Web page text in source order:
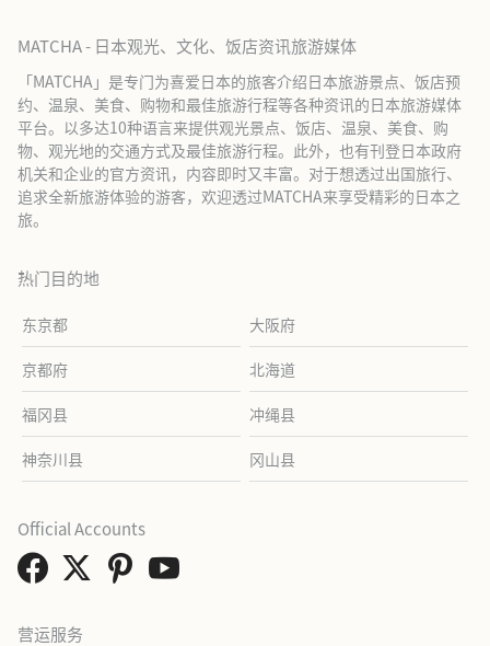
MATCHA - 日本观光、文化、饭店资讯旅游媒体
「MATCHA」是专门为喜爱日本的旅客介绍日本旅游景点、饭店预
约、温泉、美食、购物和最佳旅游行程等各种资讯的日本旅游媒体
平台。以多达10种语言来提供观光景点、饭店、温泉、美食、购
物、观光地的交通方式及最佳旅游行程。此外，也有刊登日本政府
机关和企业的官方资讯，内容即时又丰富。对于想透过出国旅行、
追求全新旅游体验的游客，欢迎透过MATCHA来享受精彩的日本之
旅。
热门目的地
东京都 大阪府
京都府 北海道
福冈县 冲绳县
神奈川县 冈山县
营运服务
Official Accounts